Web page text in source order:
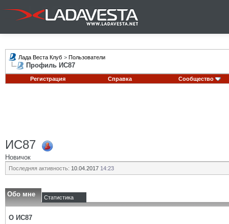
Лада Веста Клуб > Пользователи
Профиль ИС87
Регистрация Справка Сообщество
ИС87
Новичок
Последняя активность: 10.04.2017 14:23
Обо мне Статистика
О ИС87